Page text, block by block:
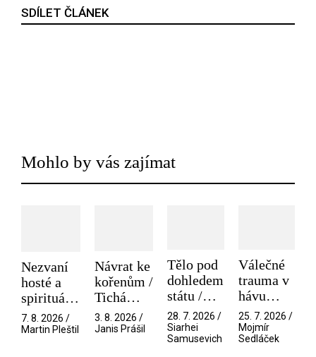
SDÍLET ČLÁNEK
Mohlo by vás zajímat
Nezvaní
hosté a
spirituální
narušitelé
z vesmíru
7. 8. 2026 /
Martin Pleštil
Návrat ke
kořenům /
Tichá
přítelkyně
3. 8. 2026 /
Janis Prášil
Tělo pod
dohledem
státu /
Pramen
28. 7. 2026 /
Siarhei
Samusevich
Válečné
trauma v
hávu
spektáklu
/ Odyssea
25. 7. 2026 /
Mojmír
Sedláček